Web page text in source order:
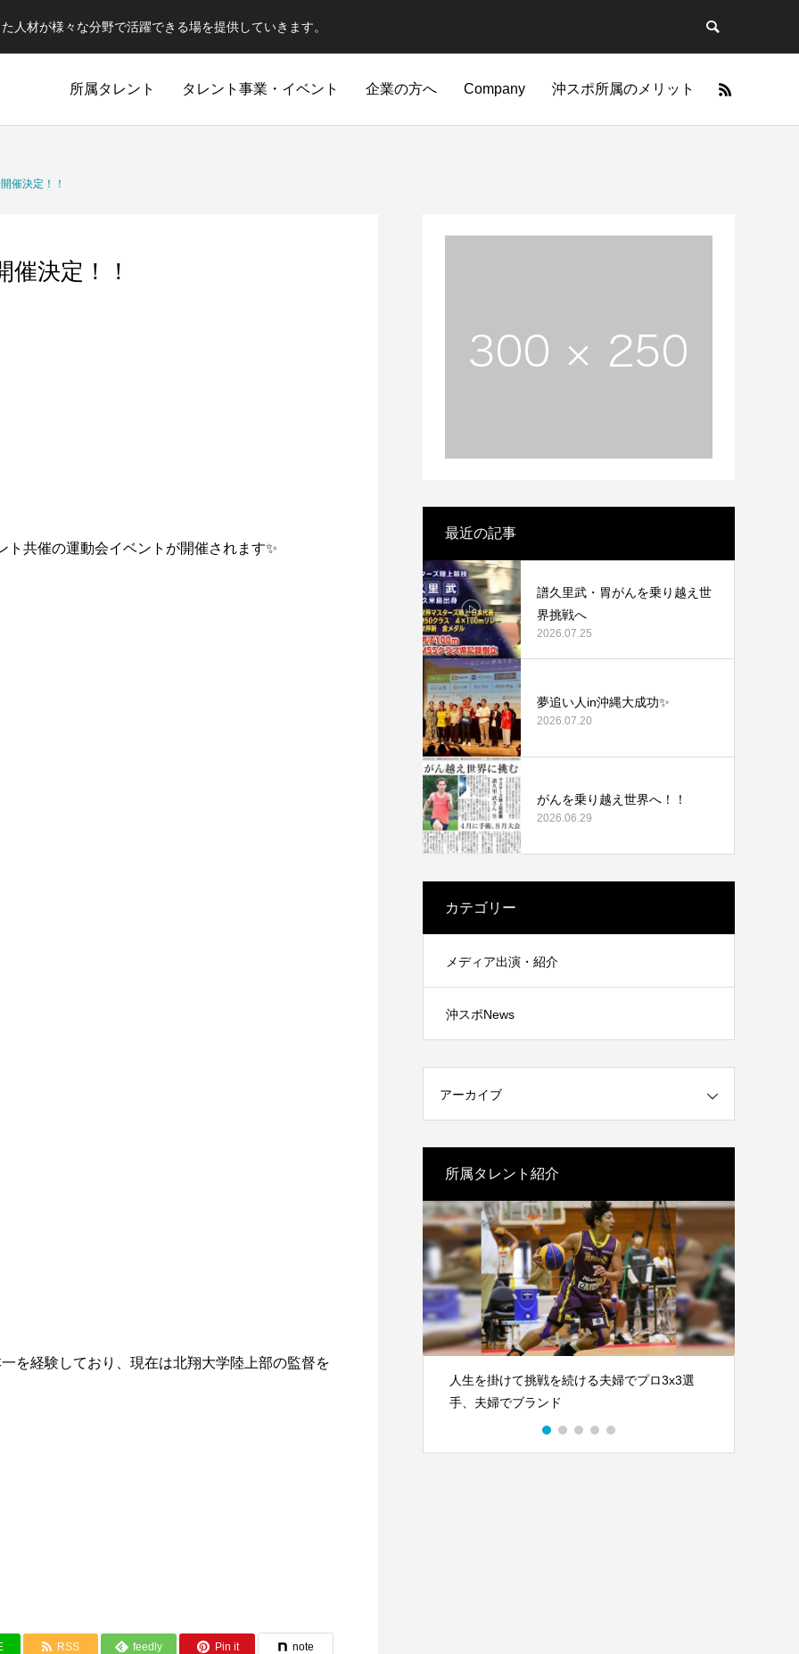
人材が様々な分野で活躍できる場を提供していきます。
所属タレント タレント事業・イベント 企業の方へ Company 沖スポ所属のメリット
技
催決定！！
決定！！
共催の運動会イベントが開催されます✨
を経験しており、現在は北翔大学陸上部の監督を
RSS feedly Pin it note
最近の記事
譜久里武・胃がんを乗り越え世
界挑戦へ
2026.07.25
夢追い人in沖縄大成功✨
2026.07.20
がんを乗り越え世界へ！！
2026.06.29
カテゴリー
メディア出演・紹介
沖スポNews
アーカイブ
所属タレント紹介
人生を掛けて挑戦を続ける夫婦でプロ3x3選
手、夫婦でブランド